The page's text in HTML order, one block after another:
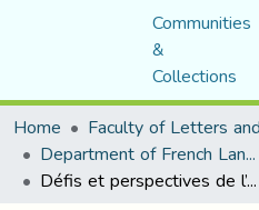
Communities
&
Collections
Home
Department of French Language and Literature
Défis et perspectives de l’enseignement à distance au supérieur algérien: cas de l’ENS de Sétif pendant la crise pandémique du COVID-19 Challenges and perspectives of distance teaching in Algerian higher education: A case study on ENS in Setif during the COVID-19 pandemic crisis